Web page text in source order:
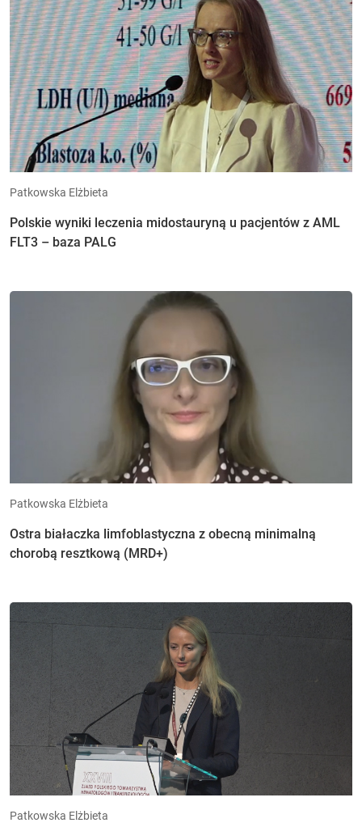
Patkowska Elżbieta
Polskie wyniki leczenia midostauryną u pacjentów z AML
FLT3 – baza PALG
Patkowska Elżbieta
Ostra białaczka limfoblastyczna z obecną minimalną
chorobą resztkową (MRD+)
Patkowska Elżbieta